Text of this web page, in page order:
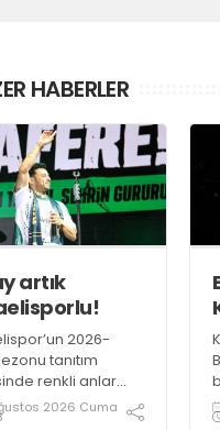
HABERLER
artık
2026-
tanıtım
renkli anlar
Kocaelispor
Recep Durul,
2026 Cuma